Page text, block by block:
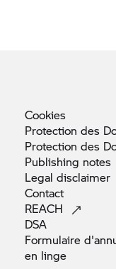
Cookies
Protection des
Protection des
Publishing notes
Legal disclaimer
Contact
REACH
DSA
Formulaire
en linge